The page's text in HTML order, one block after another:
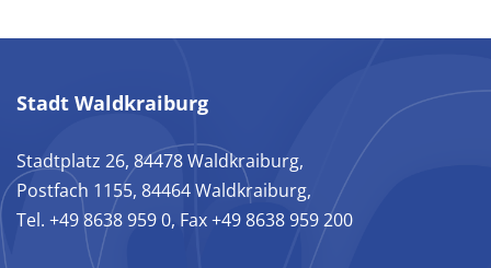
Stadt Waldkraiburg
Stadtplatz 26, 84478 Waldkraiburg,
Postfach 1155, 84464 Waldkraiburg,
Tel. +49 8638 959 0, Fax +49 8638 959 200